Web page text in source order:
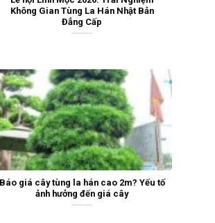
Không Gian Tùng La Hán Nhật Bản
Đẳng Cấp
Báo giá cây tùng la hán cao 2m? Yếu tố
ảnh hưởng đến giá cây